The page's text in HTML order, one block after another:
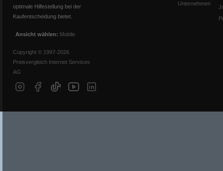
optimale Hilfestellung bei der
Kaufentscheidung bietet.
Ansicht wählen: Mobile
Copyright © 1997-2026
Preisvergleich Internet Services
AG
Unternehmen